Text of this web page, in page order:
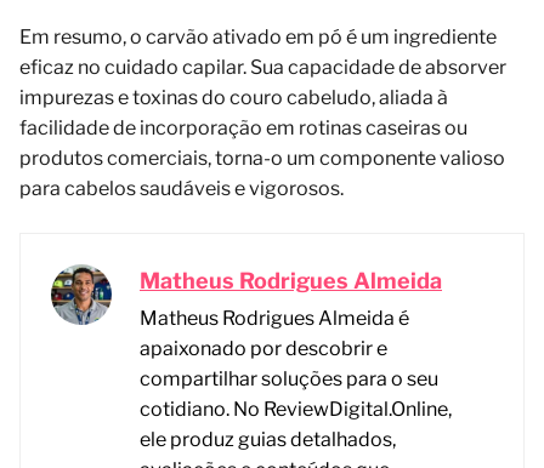
Em resumo, o carvão ativado em pó é um ingrediente
eficaz no cuidado capilar. Sua capacidade de absorver
impurezas e toxinas do couro cabeludo, aliada à
facilidade de incorporação em rotinas caseiras ou
produtos comerciais, torna-o um componente valioso
para cabelos saudáveis e vigorosos.
Matheus Rodrigues Almeida
Matheus Rodrigues Almeida é
apaixonado por descobrir e
compartilhar soluções para o seu
cotidiano. No ReviewDigital.Online,
ele produz guias detalhados,